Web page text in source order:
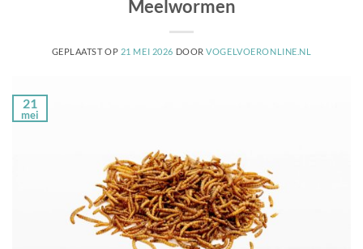
Meelwormen
GEPLAATST OP 21 MEI 2026 DOORVOGELVOERONLINE.NL
21
mei